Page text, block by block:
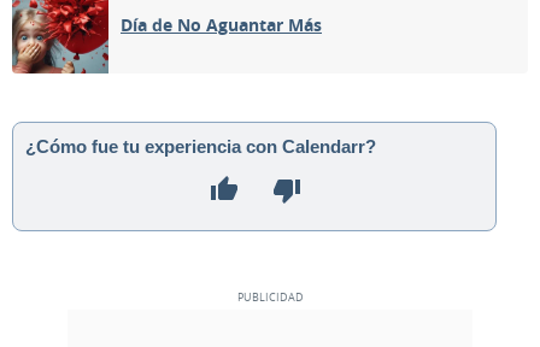
Día de No Aguantar Más
¿Cómo fue tu experiencia con Calendarr?